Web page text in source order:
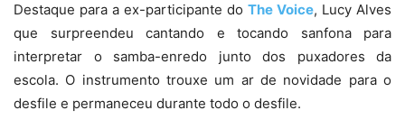
Destaque para a ex-participante do The Voice, Lucy Alves
que surpreendeu cantando e tocando sanfona para
interpretar o samba-enredo junto dos puxadores da
escola. O instrumento trouxe um ar de novidade para o
desfile e permaneceu durante todo o desfile.